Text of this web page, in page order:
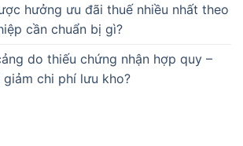
hưởng ưu đãi thuế nhiều nhất theo
cần chuẩn bị gì?
do thiếu chứng nhận hợp quy –
chi phí lưu kho?